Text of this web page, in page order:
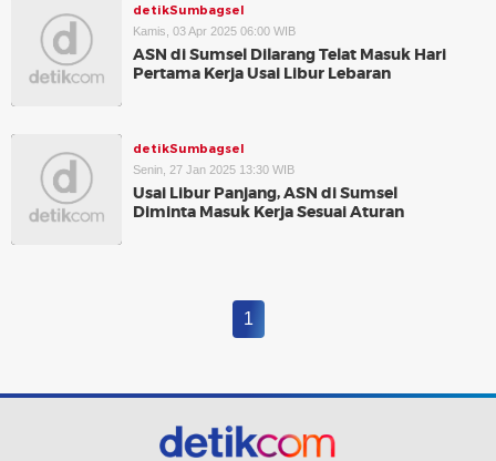
detikSumbagsel
Kamis, 03 Apr 2025 06:00 WIB
ASN di Sumsel Dilarang Telat Masuk Hari
Pertama Kerja Usai Libur Lebaran
detikSumbagsel
Senin, 27 Jan 2025 13:30 WIB
Usai Libur Panjang, ASN di Sumsel
Diminta Masuk Kerja Sesuai Aturan
1